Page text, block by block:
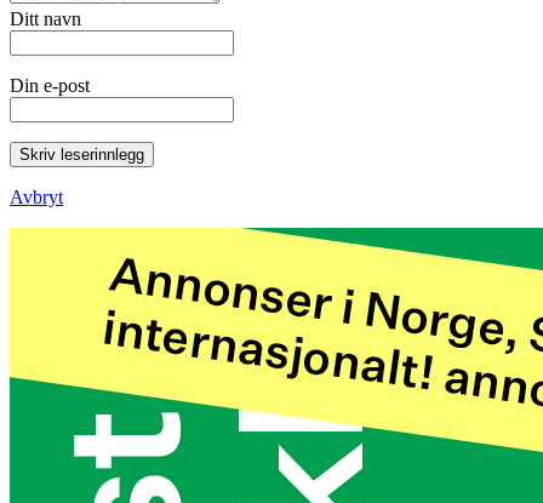
Ditt navn
Din e-post
Skriv leserinnlegg
Avbryt